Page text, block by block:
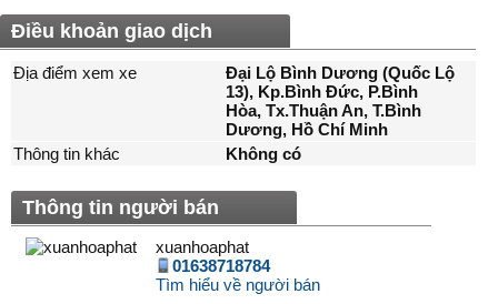
Điều khoản giao dịch
Địa điểm xem xe
Đại Lộ Bình Dương (Quốc Lộ
13), Kp.Bình Đức, P.Bình
Hòa, Tx.Thuận An, T.Bình
Dương, Hồ Chí Minh
Thông tin khác
Không có
Thông tin người bán
xuanhoaphat
01638718784
Tìm hiểu về người bán